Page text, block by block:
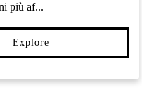
più af...
Explore